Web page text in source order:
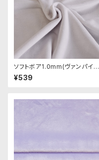
ソフトボア1.0mm(ヴァンパイア
スキン)SSB129 ぬいぐるみ用短
毛ボア生地 20cm
¥539